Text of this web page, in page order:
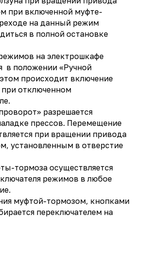
при включенной муфте-
на данный режим
в полной остановке
на электрошкафе
в положении «Ручной
происходит включение
отключенном
разрешается
прессов. Перемещение
при вращении привода
установленным в отверстие
тормоза осуществляется
режимов в любое
муфтой-тормозом, кнопками
переключателем на